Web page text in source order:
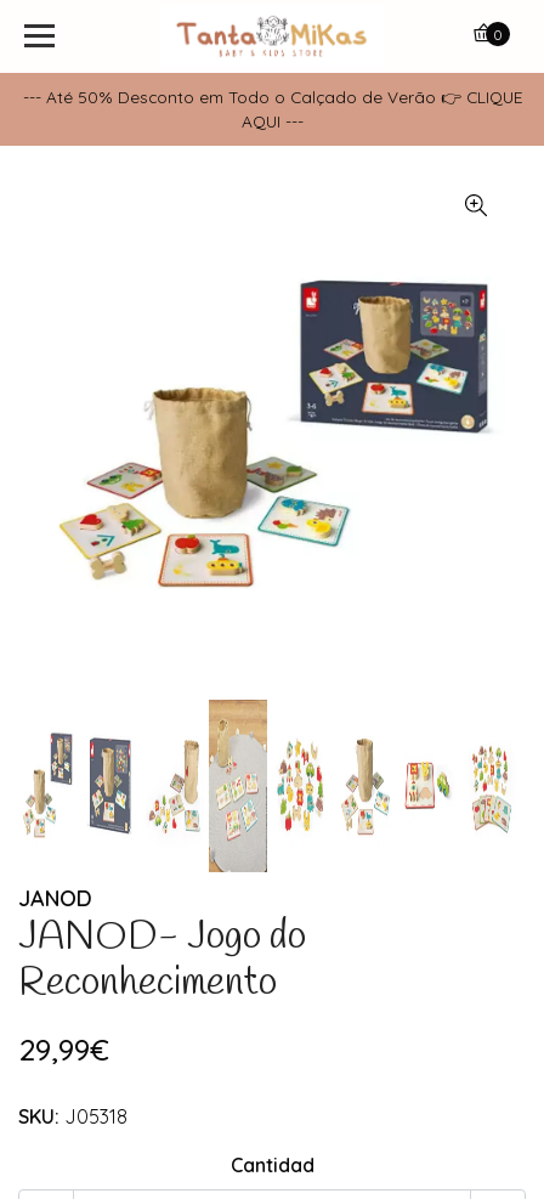
--- Até 50% Desconto em Todo o Calçado de Verão 👉 CLIQUE
AQUI ---
0
JANOD
JANOD- Jogo do
Reconhecimento
29,99€
SKU: J05318
Cantidad